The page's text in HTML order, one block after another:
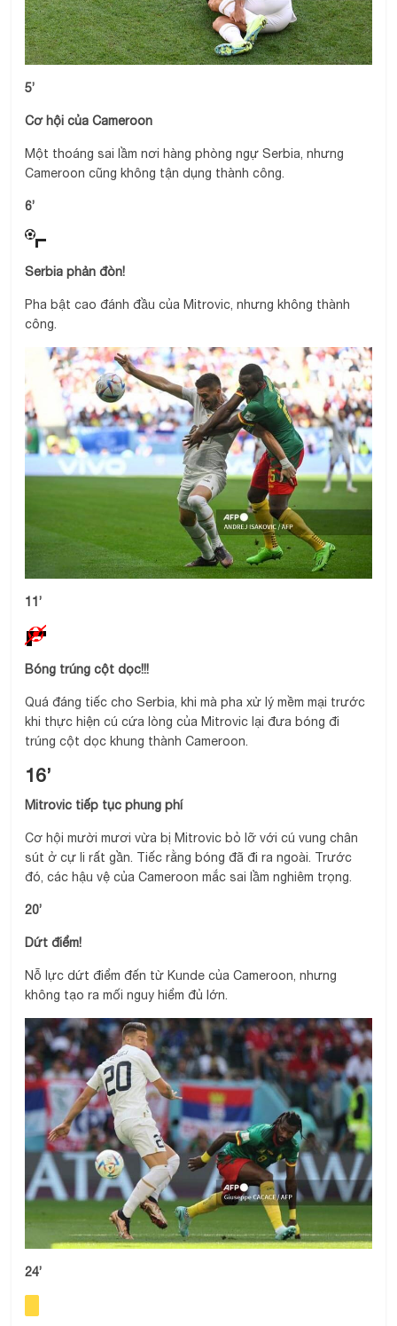
5’
Cơ hội của Cameroon
Một thoáng sai lầm nơi hàng phòng ngự Serbia, nhưng
Cameroon cũng không tận dụng thành công.
6’
Serbia phản đòn!
Pha bật cao đánh đầu của Mitrovic, nhưng không thành
công.
11’
Bóng trúng cột dọc!!!
Quá đáng tiếc cho Serbia, khi mà pha xử lý mềm mại trước
khi thực hiện cú cứa lòng của Mitrovic lại đưa bóng đi
trúng cột dọc khung thành Cameroon.
16’
Mitrovic tiếp tục phung phí
Cơ hội mười mươi vừa bị Mitrovic bỏ lỡ với cú vung chân
sút ở cự li rất gần. Tiếc rằng bóng đã đi ra ngoài. Trước
đó, các hậu vệ của Cameroon mắc sai lầm nghiêm trọng.
20’
Dứt điểm!
Nỗ lực dứt điểm đến từ Kunde của Cameroon, nhưng
không tạo ra mối nguy hiểm đủ lớn.
24’